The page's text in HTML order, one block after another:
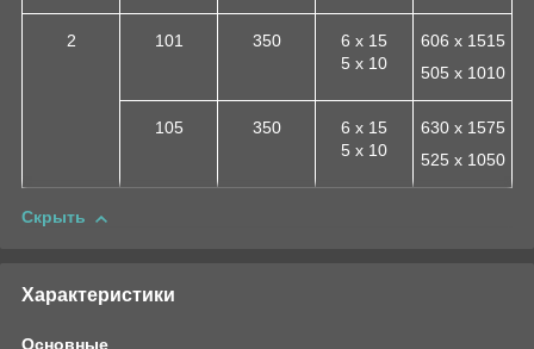
2 101 350
6 х 15
5 х 10
606 х 1515
505 х 1010
105 350
6 х 15
5 х 10
630 х 1575
525 х 1050
Скрыть
Характеристики
Основные